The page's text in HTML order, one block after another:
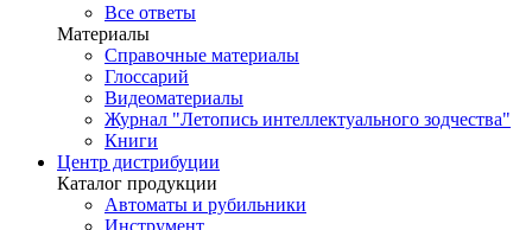
Все ответы
Материалы
Справочные материалы
Глоссарий
Видеоматериалы
Журнал "Летопись интеллектуального зодчества"
Книги
Центр дистрибуции
Каталог продукции
Автоматы и рубильники
Инструмент